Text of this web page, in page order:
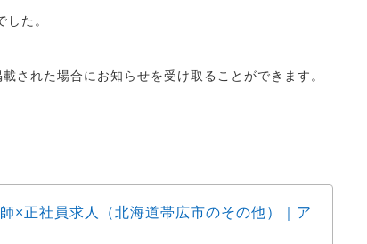
た。
された場合にお知らせを受け取ることができます。
×正社員求人（北海道帯広市のその他）｜ア